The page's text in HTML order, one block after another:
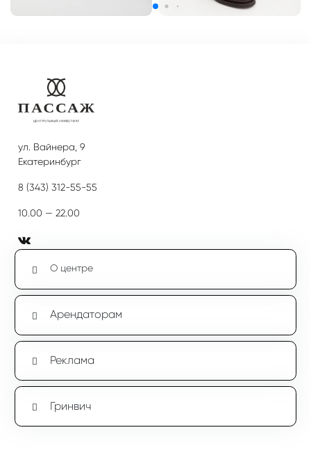
ул. Вайнера, 9
Екатеринбург
8 (343) 312-55-55
10.00 — 22.00
О центре
Арендаторам
Реклама
Гринвич